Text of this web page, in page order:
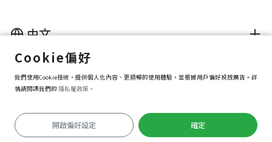
開始遊戲
隱私權保護政策
資訊安全政策
Copyright © 2025 Popworld Inc. All Rights Reserved.
中文
Cookie偏好
我們使用Cookie技術，提供個人化內容、更順暢的使用體驗，並根據用戶偏好投放廣告。詳
情請閱讀我們的 隱私權政策。
開啟偏好設定 確定